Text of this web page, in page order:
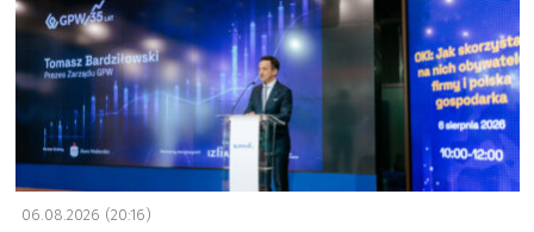
06.08.2026 (20:16)